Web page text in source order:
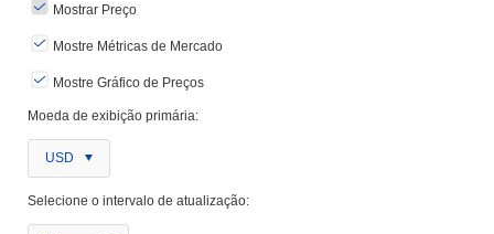
Mostrar Preço
Mostre Métricas de Mercado
Mostre Gráfico de Preços
Moeda de exibição primária:
USD
Selecione o intervalo de atualização: